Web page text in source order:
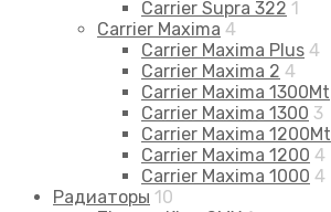
Carrier Supra 322 1
Carrier Maxima 4
Carrier Maxima Plus 4
Carrier Maxima 2 4
Carrier Maxima 1300Mt
Carrier Maxima 1300 3
Carrier Maxima 1200Mt
Carrier Maxima 1200 4
Carrier Maxima 1000 4
Радиаторы 10